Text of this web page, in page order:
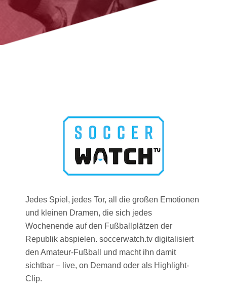
Jedes Spiel, jedes Tor, all die großen Emotionen
und kleinen Dramen, die sich jedes
Wochenende auf den Fußballplätzen der
Republik abspielen. soccerwatch.tv digitalisiert
den Amateur-Fußball und macht ihn damit
sichtbar – live, on Demand oder als Highlight-
Clip.